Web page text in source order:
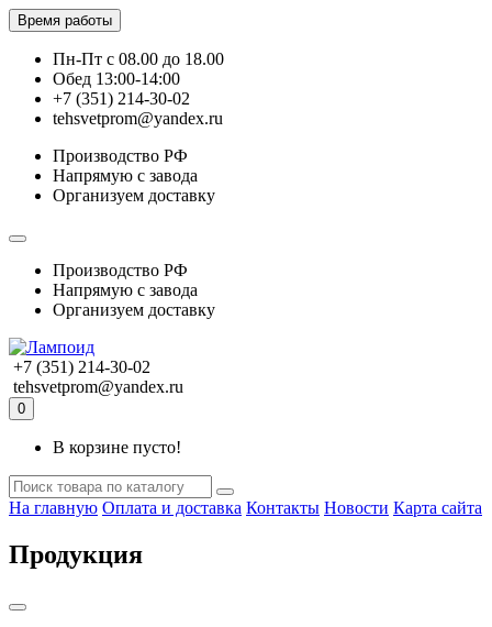
Время работы
Пн-Пт с 08.00 до 18.00
Обед 13:00-14:00
+7 (351) 214-30-02
tehsvetprom@yandex.ru
Производство РФ
Напрямую с завода
Организуем доставку
Производство РФ
Напрямую с завода
Организуем доставку
+7 (351) 214-30-02
tehsvetprom@yandex.ru
0
В корзине пусто!
На главную Оплата и доставка Контакты Новости Карта сайта
Продукция